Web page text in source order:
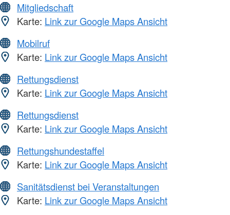
Mitgliedschaft
Karte: Link zur Google Maps Ansicht
Mobilruf
Karte: Link zur Google Maps Ansicht
Rettungsdienst
Karte: Link zur Google Maps Ansicht
Rettungsdienst
Karte: Link zur Google Maps Ansicht
Rettungshundestaffel
Karte: Link zur Google Maps Ansicht
Sanitätsdienst bei Veranstaltungen
Karte: Link zur Google Maps Ansicht